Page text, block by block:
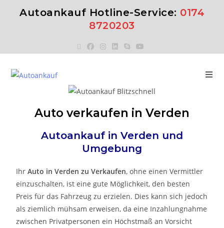
Autoankauf Hotline-Service: 0174
8720203
Auto verkaufen in Verden
Autoankauf in Verden und
Umgebung
IhrAuto inVerdenzuVerkaufen, ohne einen Vermittler
einzuschalten, ist eine gute Möglichkeit, den besten
Preis für das Fahrzeug zu erzielen. Dies kann sich jedoch
als ziemlich mühsam erweisen, da eine Inzahlungnahme
zwischen Privatpersonen ein Höchstmaß an Vorsicht